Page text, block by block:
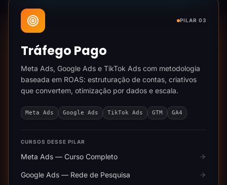
PILAR 03
Tráfego Pago
Meta Ads, Google Ads e TikTok Ads com metodologia
baseada em ROAS: estruturação de contas, criativos
que convertem, otimização por dados e escala.
Meta Ads Google Ads TikTok Ads GTM GA4
CURSOS DESSE PILAR
Meta Ads — Curso Completo
Google Ads — Rede de Pesquisa